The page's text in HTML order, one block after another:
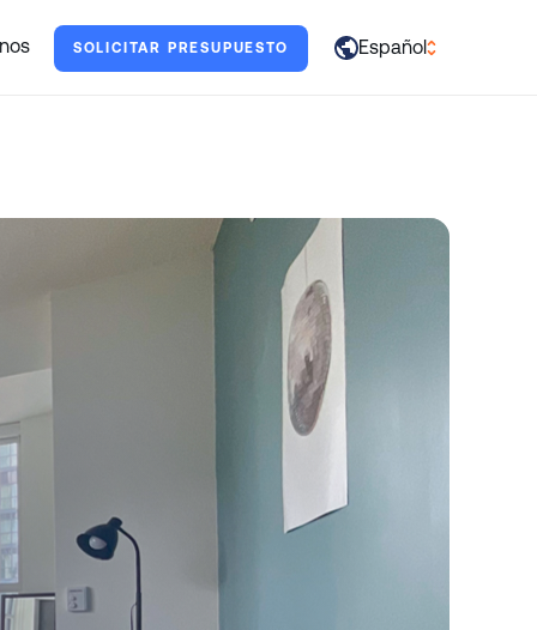
SOLICITAR PRESUPUESTO Español
Italiano